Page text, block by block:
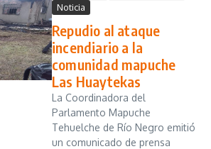
Noticia
Repudio al ataque
incendiario a la
comunidad mapuche
Las Huaytekas
La Coordinadora del
Parlamento Mapuche
Tehuelche de Río Negro emitió
un comunicado de prensa